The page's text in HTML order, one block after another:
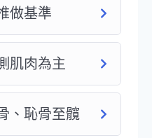
做基準
肌肉為主
、恥骨至髖